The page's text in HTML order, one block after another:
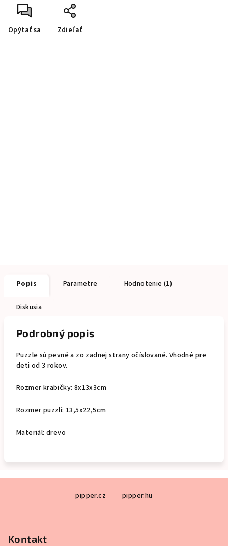
Opýtať sa Zdieľať
Popis Parametre Hodnotenie (1)
Diskusia
Podrobný popis
Puzzle sú pevné a zo zadnej strany očíslované. Vhodné pre
deti od 3 rokov.
Rozmer krabičky: 8x13x3cm
Rozmer puzzlí: 13,5x22,5cm
Materiál: drevo
pipper.cz pipper.hu
Kontakt